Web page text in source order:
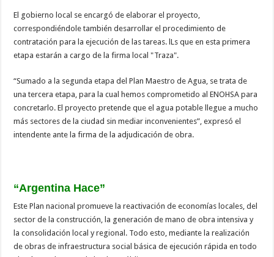
El gobierno local se encargó de elaborar el proyecto,
correspondiéndole también desarrollar el procedimiento de
contratación para la ejecución de las tareas. lLs que en esta primera
etapa estarán a cargo de la firma local "Traza".
“Sumado a la segunda etapa del Plan Maestro de Agua, se trata de
una tercera etapa, para la cual hemos comprometido al ENOHSA para
concretarlo. El proyecto pretende que el agua potable llegue a mucho
más sectores de la ciudad sin mediar inconvenientes”, expresó el
intendente ante la firma de la adjudicación de obra.
“Argentina Hace”
Este Plan nacional promueve la reactivación de economías locales, del
sector de la construcción, la generación de mano de obra intensiva y
la consolidación local y regional. Todo esto, mediante la realización
de obras de infraestructura social básica de ejecución rápida en todo